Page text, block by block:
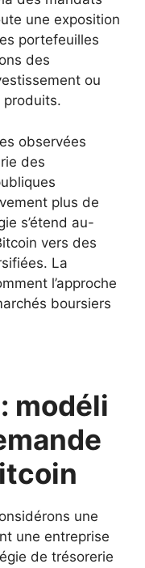
une exposition
portefeuilles
des
ou
produits.
observées
des
plus de
s’étend au-
vers des
La
l’approche
boursiers
modéli
une
une entreprise
de trésorerie